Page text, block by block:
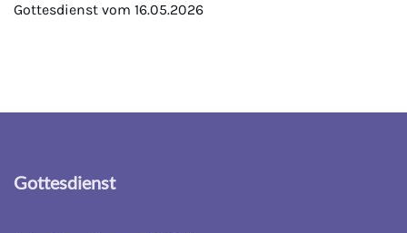
Gottesdienst vom 16.05.2026
Gottesdienst